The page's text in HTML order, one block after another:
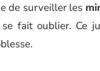
de surveiller les
fait oublier. Ce